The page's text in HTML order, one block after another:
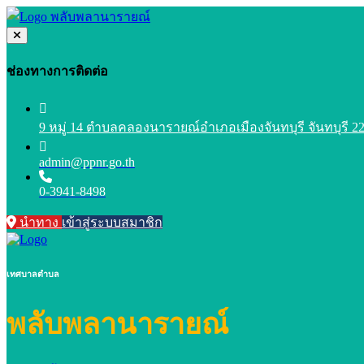
ช่องทางการติดต่อ
9 หมู่ 14 ตำบลคลองนารายณ์อำเภอเมืองจันทบุรี จันทบุรี
admin@ppnr.go.th
0-3941-8498
นำทาง เข้าสู่ระบบสมาชิก
เทศบาลตำบล
พลับพลานารายณ์